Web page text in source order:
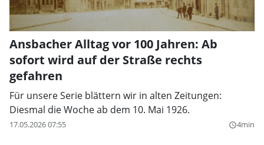
Ansbacher Alltag vor 100 Jahren: Ab
sofort wird auf der Straße rechts
gefahren
Für unsere Serie blättern wir in alten Zeitungen:
Diesmal die Woche ab dem 10. Mai 1926.
17.05.2026 07:55 query_builder4min